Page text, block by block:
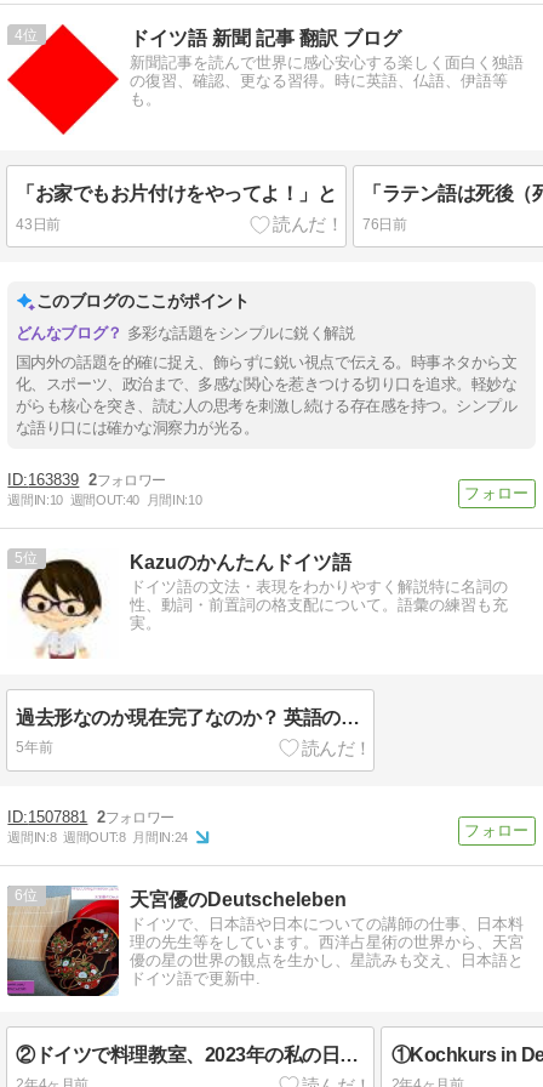
4 ドイツ語 新聞 記事 翻訳 ブログ
新聞記事を読んで世界に感心安心する楽しく面白く独語
の復習、確認、更なる習得。時に英語、仏語、伊語等
も。
「お家でもお片付けをやってよ！」と
43日前 76日前
このブログのここがポイント
多彩な話題をシンプルに鋭く解説
国内外の話題を的確に捉え、飾らずに鋭い視点で伝える。時事ネタから文
化、スポーツ、政治まで、多感な関心を惹きつける切り口を追求。軽妙な
がらも核心を突き、読む人の思考を刺激し続ける存在感を持つ。シンプル
な語り口には確かな洞察力が光る。
163839 2
週間IN:10 週間OUT:40 月間IN:10
5 Kazuのかんたんドイツ語
ドイツ語の文法・表現をわかりやすく解説特に名詞の
性、動詞・前置詞の格支配について。語彙の練習も充
実。
過去形なのか現在完了なのか？ 英語の時制の考え方 【完了相・完了形】
5年前
1507881 2
週間IN:8 週間OUT:8 月間IN:24
6 天宮優のDeutscheleben
ドイツで、日本語や日本についての講師の仕事、日本料
理の先生等をしています。西洋占星術の世界から、天宮
優の星の世界の観点を生かし、星読みも交え、日本語と
ドイツ語で更新中.
②ドイツで料理教室、2023年の私の日本語のクラスにて